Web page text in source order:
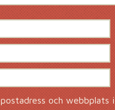
och webbplats